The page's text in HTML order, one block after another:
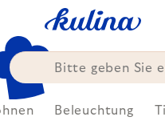
springen
Beleuchtung